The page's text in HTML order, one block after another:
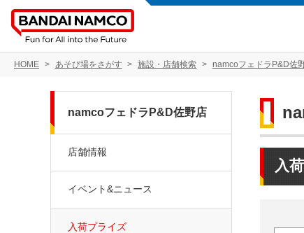
HOME あそび場をさがす 施設・店舗検索 namcoフェドラP&D佐
入
namcoフェドラP&D佐野店
店舗情報
イベント&ニュース
入荷プライズ